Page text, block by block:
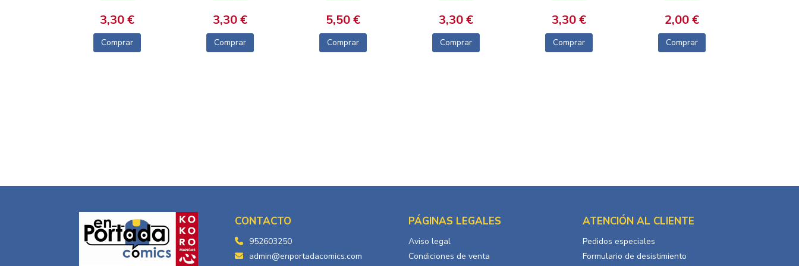
3,30 €
Comprar
3,30 €
Comprar
5,50 €
Comprar
3,30 €
Comprar
3,30 €
Comprar
2,00 €
Comprar
CONTACTO
952603250
admin@enportadacomics.com
PÁGINAS LEGALES
Aviso legal
Condiciones de venta
ATENCIÓN AL CLIENTE
Pedidos especiales
Formulario de desistimiento